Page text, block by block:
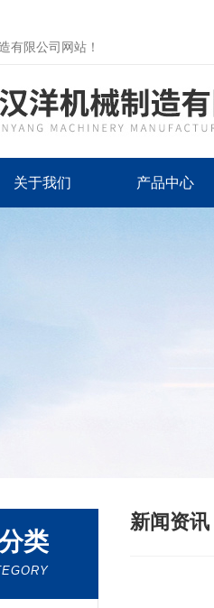
有限公司网站！
关于我们 产品中心
类
新闻资讯